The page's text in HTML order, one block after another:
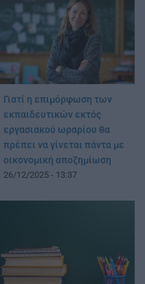
Γιατί η επιμόρφωση των
εκπαιδευτικών εκτός
εργασιακού ωραρίου θα
πρέπει να γίνεται πάντα με
οικονομική αποζημίωση
26/12/2025 - 13:37